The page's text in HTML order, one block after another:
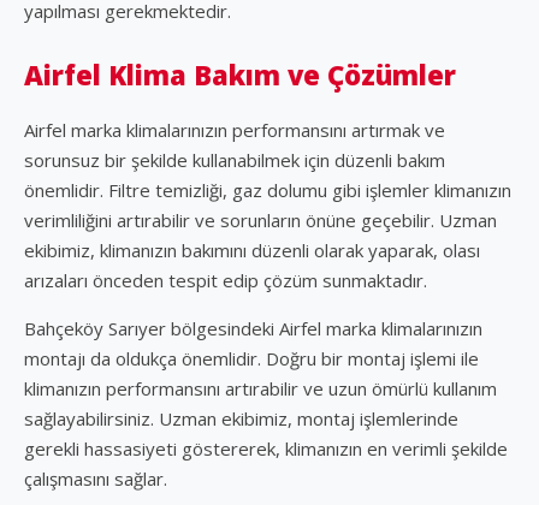
yapılması gerekmektedir.
Airfel Klima Bakım ve Çözümler
Airfel marka klimalarınızın performansını artırmak ve
sorunsuz bir şekilde kullanabilmek için düzenli bakım
önemlidir. Filtre temizliği, gaz dolumu gibi işlemler klimanızın
verimliliğini artırabilir ve sorunların önüne geçebilir. Uzman
ekibimiz, klimanızın bakımını düzenli olarak yaparak, olası
arızaları önceden tespit edip çözüm sunmaktadır.
Bahçeköy Sarıyer bölgesindeki Airfel marka klimalarınızın
montajı da oldukça önemlidir. Doğru bir montaj işlemi ile
klimanızın performansını artırabilir ve uzun ömürlü kullanım
sağlayabilirsiniz. Uzman ekibimiz, montaj işlemlerinde
gerekli hassasiyeti göstererek, klimanızın en verimli şekilde
çalışmasını sağlar.